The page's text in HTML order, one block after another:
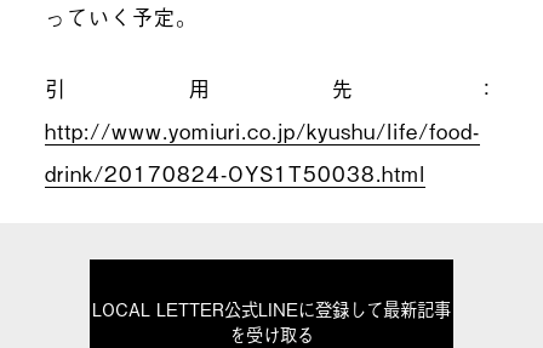
っていく予定。
引用先：
http://www.yomiuri.co.jp/kyushu/life/food-
drink/20170824-OYS1T50038.html
LOCAL LETTER公式LINEに登録して最新記事
を受け取る